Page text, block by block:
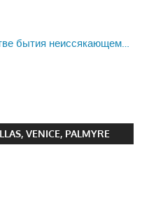
бытия неиссякающем…
VENICE, PALMYRE